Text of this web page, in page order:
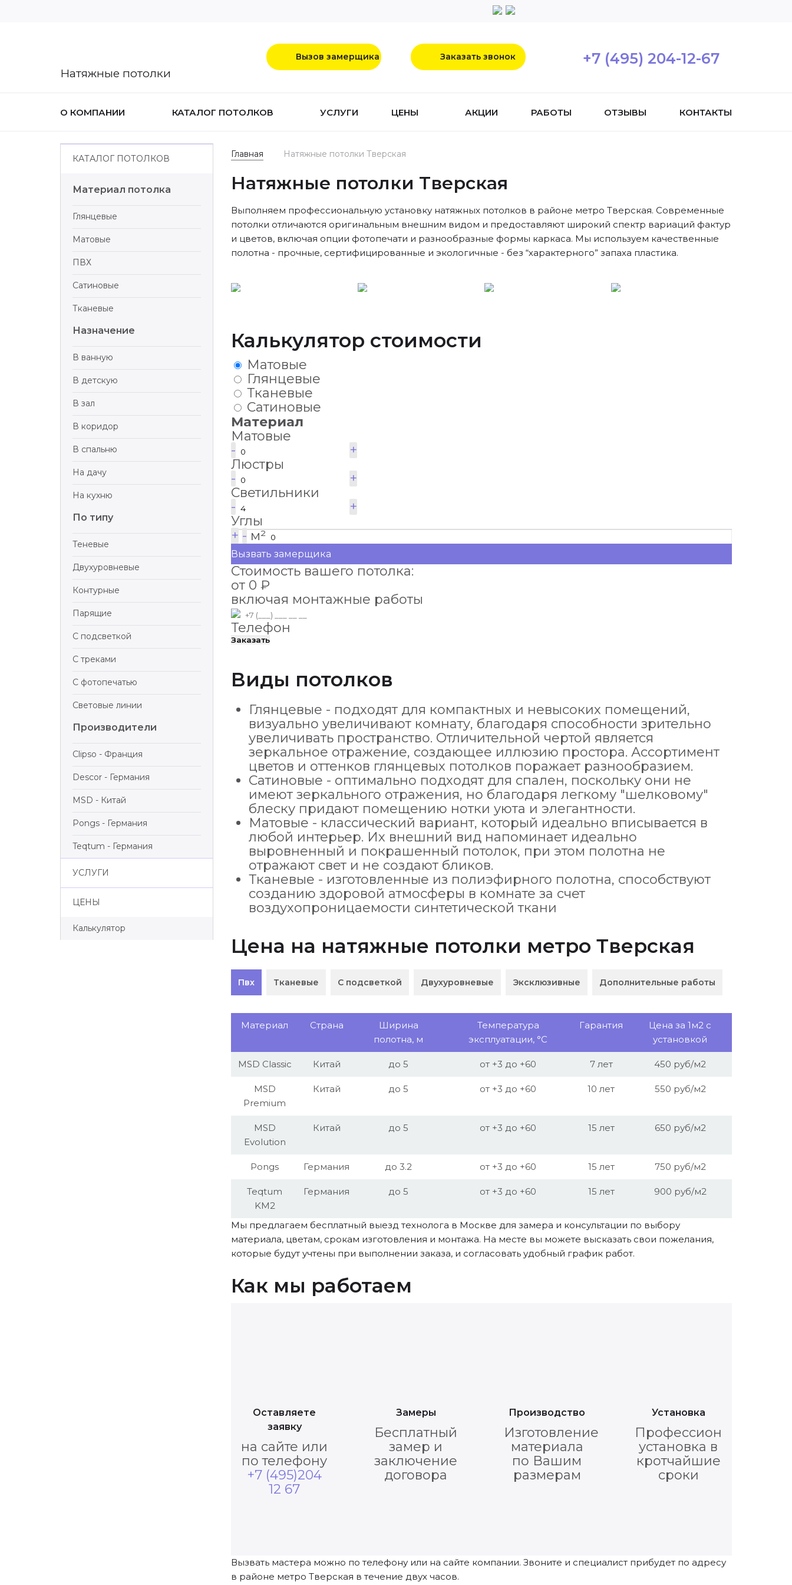
Натяжные потолки
+7 (495) 204-12-67
Вызов замерщика Заказать звонок
О КОМПАНИИ КАТАЛОГ ПОТОЛКОВ УСЛУГИ ЦЕНЫ АКЦИИ РАБОТЫ ОТЗЫВЫ КОНТАКТЫ
КАТАЛОГ ПОТОЛКОВ
Материал потолка
Глянцевые
Матовые
ПВХ
Сатиновые
Тканевые
Назначение
В ванную
В детскую
В зал
В коридор
В спальню
На дачу
На кухню
По типу
Теневые
Двухуровневые
Контурные
Парящие
С подсветкой
С треками
С фотопечатью
Световые линии
Производители
Clipso - Франция
Descor - Германия
MSD - Китай
Pongs - Германия
Teqtum - Германия
УСЛУГИ
ЦЕНЫ
Калькулятор
Главная Натяжные потолки Тверская
Натяжные потолки Тверская
Выполняем профессиональную установку натяжных потолков в районе метро Тверская. Современные
потолки отличаются оригинальным внешним видом и предоставляют широкий спектр вариаций фактур
и цветов, включая опции фотопечати и разнообразные формы каркаса. Мы используем качественные
полотна - прочные, сертифицированные и экологичные - без “характерного” запаха пластика.
Калькулятор стоимости
Матовые
Глянцевые
Тканевые
Сатиновые
Материал
Матовые
-
+
Люстры
-
+
Светильники
-
+
Углы
+ - м²
Вызвать замерщика
Стоимость вашего потолка:
от 0 ₽
включая монтажные работы
Телефон
Заказать
Виды потолков
Глянцевые - подходят для компактных и невысоких помещений,
визуально увеличивают комнату, благодаря способности зрительно
увеличивать пространство. Отличительной чертой является
зеркальное отражение, создающее иллюзию простора. Ассортимент
цветов и оттенков глянцевых потолков поражает разнообразием.
Сатиновые - оптимально подходят для спален, поскольку они не
имеют зеркального отражения, но благодаря легкому "шелковому"
блеску придают помещению нотки уюта и элегантности.
Матовые - классический вариант, который идеально вписывается в
любой интерьер. Их внешний вид напоминает идеально
выровненный и покрашенный потолок, при этом полотна не
отражают свет и не создают бликов.
Тканевые - изготовленные из полиэфирного полотна, способствуют
созданию здоровой атмосферы в комнате за счет
воздухопроницаемости синтетической ткани
Цена на натяжные потолки метро Тверская
Пвх Тканевые С подсветкой Двухуровневые Эксклюзивные Дополнительные работы
Материал Страна
Ширина
полотна, м
Температура
эксплуатации, °С
Гарантия
Цена за 1м2 с
установкой
MSD Classic Китай до 5 от +3 до +60 7 лет 450 руб/м2
MSD
Premium
Китай до 5 от +3 до +60 10 лет 550 руб/м2
MSD
Evolution
Китай до 5 от +3 до +60 15 лет 650 руб/м2
Pongs Германия до 3.2 от +3 до +60 15 лет 750 руб/м2
Teqtum
KM2
Германия до 5 от +3 до +60 15 лет 900 руб/м2
Мы предлагаем бесплатный выезд технолога в Москве для замера и консультации по выбору
материала, цветам, срокам изготовления и монтажа. На месте вы можете высказать свои пожелания,
которые будут учтены при выполнении заказа, и согласовать удобный график работ.
Как мы работаем
Оставляете
заявку
на сайте или
по телефону
+7 (495)204
12 67
Замеры
Бесплатный
замер и
заключение
договора
Производство
Изготовление
материала
по Вашим
размерам
Установка
Профессиональная
установка в
кротчайшие
сроки
Вызвать мастера можно по телефону или на сайте компании. Звоните и специалист прибудет по адресу
в районе метро Тверская в течение двух часов.